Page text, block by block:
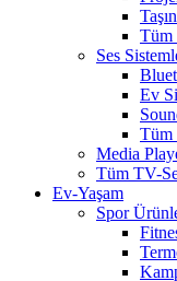
Tüm
Ses
Ev
Tüm
Media
Tüm TV-
Ev-Yaşam
Spor